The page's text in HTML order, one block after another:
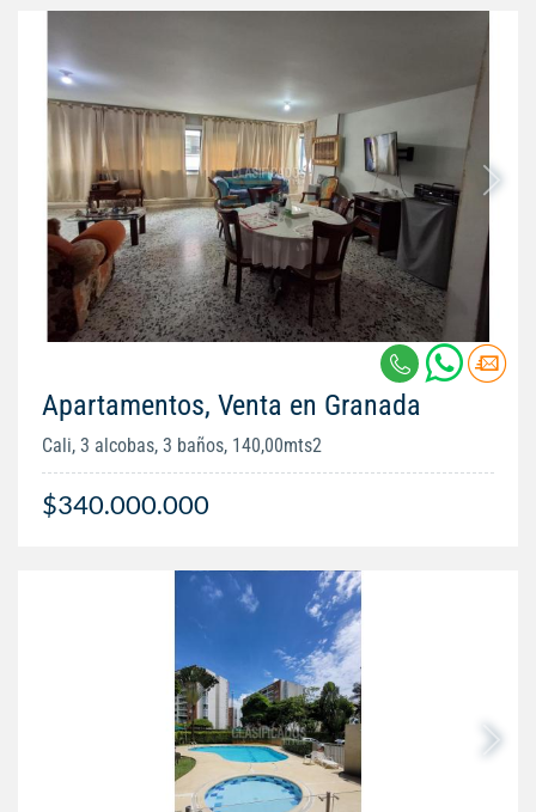
Apartamentos, Venta en Granada
Cali, 3 alcobas, 3 baños, 140,00mts2
$340.000.000